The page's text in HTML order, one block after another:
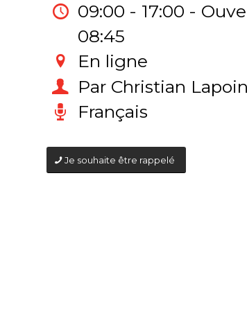
09:00 - 17:00 -
08:45
En ligne
Par Christian
Français
Je souhaite être rappelé